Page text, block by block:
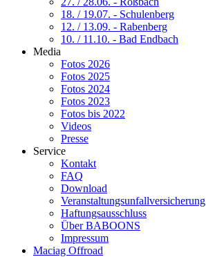
18. / 19.07. - Schulenberg
12. / 13.09. - Rabenberg
10. / 11.10. - Bad Endbach
Media
Fotos 2026
Fotos 2025
Fotos 2024
Fotos 2023
Fotos bis 2022
Videos
Presse
Service
Kontakt
FAQ
Download
Veranstaltungsunfallversicherung
Haftungsausschluss
Über BABOONS
Impressum
Maciag Offroad